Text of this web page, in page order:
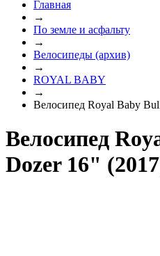
Главная
→
По земле и асфальту
→
Велосипеды (архив)
→
ROYAL BABY
→
Велосипед Royal Baby
Велосипед
Dozer 16"